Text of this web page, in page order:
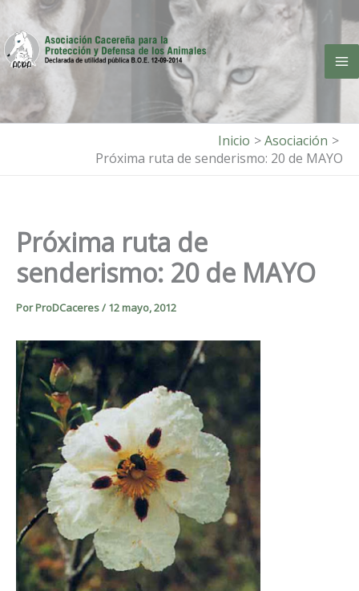
contenido
Inicio
Asociación
Próxima ruta de senderismo: 20 de MAYO
Próxima ruta de
senderismo: 20 de MAYO
PorProDCaceres/ 12 mayo, 2012